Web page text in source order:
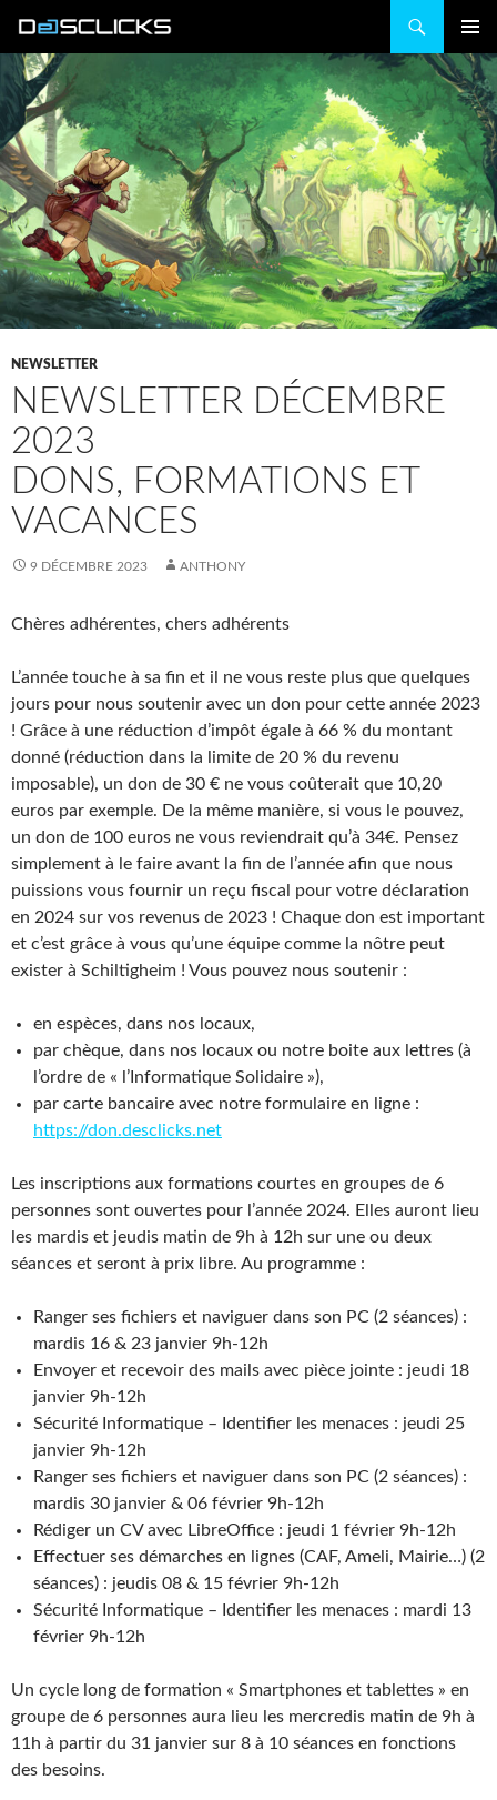
MENU
AU
CONTENU
NEWSLETTER
NEWSLETTER DÉCEMBRE
2023
DONS, FORMATIONS ET
VACANCES
9 DÉCEMBRE 2023 ANTHONY
Chères adhérentes, chers adhérents
L’année touche à sa fin et il ne vous reste plus que quelques
jours pour nous soutenir avec un don pour cette année 2023
! Grâce à une réduction d’impôt égale à 66 % du montant
donné (réduction dans la limite de 20 % du revenu
imposable), un don de 30 € ne vous coûterait que 10,20
euros par exemple. De la même manière, si vous le pouvez,
un don de 100 euros ne vous reviendrait qu’à 34€. Pensez
simplement à le faire avant la fin de l’année afin que nous
puissions vous fournir un reçu fiscal pour votre déclaration
en 2024 sur vos revenus de 2023 ! Chaque don est important
et c’est grâce à vous qu’une équipe comme la nôtre peut
exister à Schiltigheim ! Vous pouvez nous soutenir :
en espèces, dans nos locaux,
par chèque, dans nos locaux ou notre boite aux lettres (à
l’ordre de « l’Informatique Solidaire »),
par carte bancaire avec notre formulaire en ligne :
https://don.desclicks.net
Les inscriptions aux formations courtes en groupes de 6
personnes sont ouvertes pour l’année 2024. Elles auront lieu
les mardis et jeudis matin de 9h à 12h sur une ou deux
séances et seront à prix libre. Au programme :
Ranger ses fichiers et naviguer dans son PC (2 séances) :
mardis 16 & 23 janvier 9h-12h
Envoyer et recevoir des mails avec pièce jointe : jeudi 18
janvier 9h-12h
Sécurité Informatique – Identifier les menaces : jeudi 25
janvier 9h-12h
Ranger ses fichiers et naviguer dans son PC (2 séances) :
mardis 30 janvier & 06 février 9h-12h
Rédiger un CV avec LibreOffice : jeudi 1 février 9h-12h
Effectuer ses démarches en lignes (CAF, Ameli, Mairie…) (2
séances) : jeudis 08 & 15 février 9h-12h
Sécurité Informatique – Identifier les menaces : mardi 13
février 9h-12h
Un cycle long de formation « Smartphones et tablettes » en
groupe de 6 personnes aura lieu les mercredis matin de 9h à
11h à partir du 31 janvier sur 8 à 10 séances en fonctions
des besoins.